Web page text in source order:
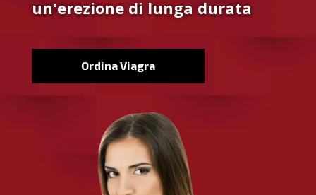
un'erezione di lunga durata
Ordina Viagra